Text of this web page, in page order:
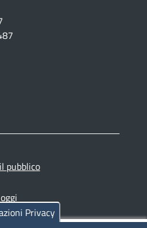
pubblico
Privacy